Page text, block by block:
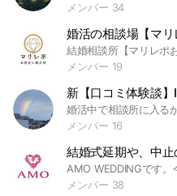
メンバー 34
婚活の相談場【マリ
メンバー 19
新【口コミ体験談
メンバー 16
結婚式延期や、中
メンバー 38